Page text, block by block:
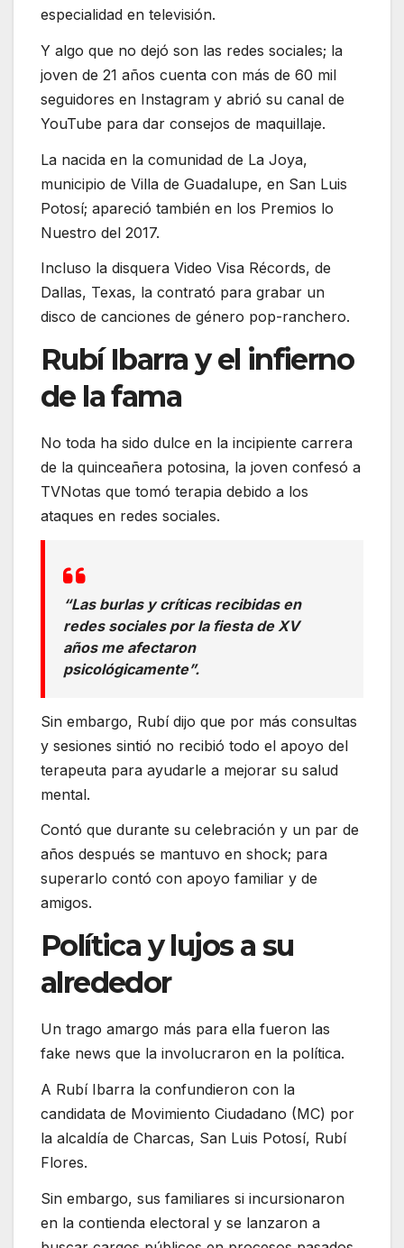
especialidad en televisión.
Y algo que no dejó son las redes sociales; la
joven de 21 años cuenta con más de 60 mil
seguidores en Instagram y abrió su canal de
YouTube para dar consejos de maquillaje.
La nacida en la comunidad de La Joya,
municipio de Villa de Guadalupe, en San Luis
Potosí; apareció también en los Premios lo
Nuestro del 2017.
Incluso la disquera Video Visa Récords, de
Dallas, Texas, la contrató para grabar un
disco de canciones de género pop-ranchero.
Rubí Ibarra y el infierno
de la fama
No toda ha sido dulce en la incipiente carrera
de la quinceañera potosina, la joven confesó a
TVNotas que tomó terapia debido a los
ataques en redes sociales.
“Las burlas y críticas recibidas en
redes sociales por la fiesta de XV
años me afectaron
psicológicamente”.
Sin embargo, Rubí dijo que por más consultas
y sesiones sintió no recibió todo el apoyo del
terapeuta para ayudarle a mejorar su salud
mental.
Contó que durante su celebración y un par de
años después se mantuvo en shock; para
superarlo contó con apoyo familiar y de
amigos.
Política y lujos a su
alrededor
Un trago amargo más para ella fueron las
fake news que la involucraron en la política.
A Rubí Ibarra la confundieron con la
candidata de Movimiento Ciudadano (MC) por
la alcaldía de Charcas, San Luis Potosí, Rubí
Flores.
Sin embargo, sus familiares si incursionaron
en la contienda electoral y se lanzaron a